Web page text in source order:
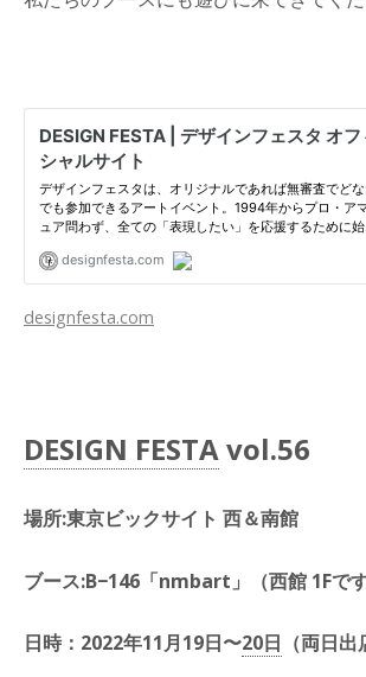
designfesta.com
DESIGN FESTA vol.56
場所:東京ビックサイト 西＆南館
ブース:B−146「nmbart」 （西館 1Fで
日時：2022年11月19日〜20日 （両日